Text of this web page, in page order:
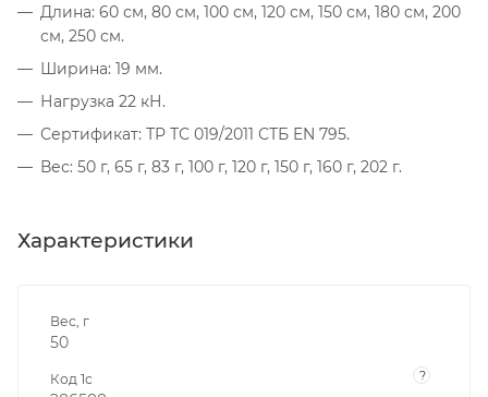
Длина: 60 см, 80 см, 100 см, 120 см, 150 см, 180 см, 200
см, 250 см.
Ширина: 19 мм.
Нагрузка 22 кН.
Сертификат: ТР ТС 019/2011 СТБ EN 795.
Вес: 50 г, 65 г, 83 г, 100 г, 120 г, 150 г, 160 г, 202 г.
Характеристики
Вес, г
50
Код 1с ?